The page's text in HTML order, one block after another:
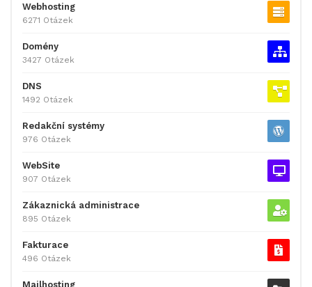
Webhosting
6271 Otázek
Domény
3427 Otázek
DNS
1492 Otázek
Redakční systémy
976 Otázek
WebSite
907 Otázek
Zákaznická administrace
895 Otázek
Fakturace
496 Otázek
Mailhosting